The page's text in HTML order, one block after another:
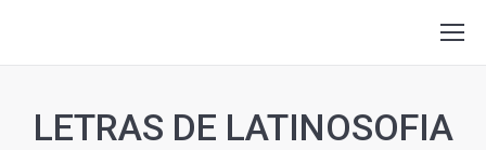
LETRAS DE LATINOSOFIA